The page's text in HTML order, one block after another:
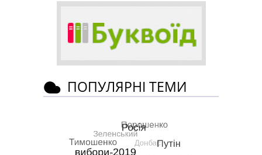
ПОПУЛЯРНІ ТЕМИ